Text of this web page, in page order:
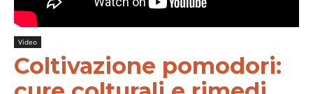
Video
Coltivazione pomodori: